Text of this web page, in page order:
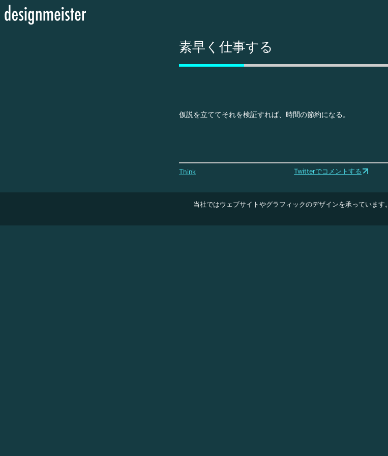
素早く仕事する
仮説を立ててそれを検証すれば、時間の節約になる。
Think Twitterでコメントする
当社ではウェブサイトやグラフィックのデザインを承っています。